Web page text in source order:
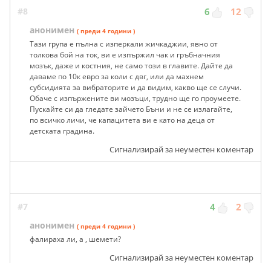
#8 6 12
анонимен ( преди 4 години )
Тази група е пълна с изперкали жичкаджии, явно от
толкова бой на ток, ви е изпържил чак и гръбначния
мозък, даже и костния, не само този в главите. Дайте да
даваме по 10к евро за коли с двг, или да махнем
субсидията за вибраторите и да видим, какво ще се случи.
Обаче с изпържените ви мозъци, трудно ще го проумеете.
Пускайте си да гледате зайчето Бъни и не се излагайте,
по всичко личи, че капацитета ви е като на деца от
детската градина.
Сигнализирай за неуместен коментар
#7 4 2
анонимен ( преди 4 години )
фалираха ли, а , шемети?
Сигнализирай за неуместен коментар